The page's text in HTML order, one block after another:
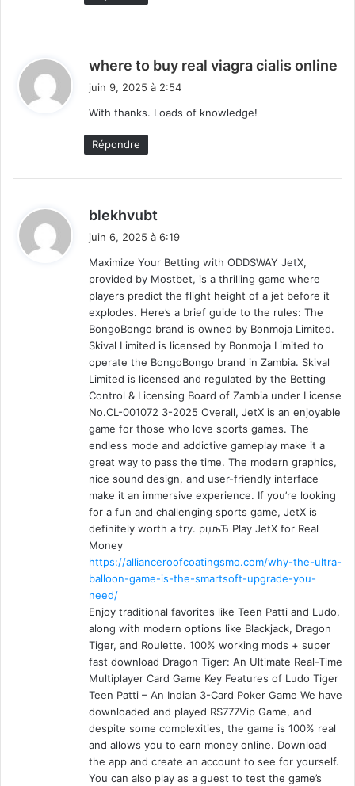
where to buy real viagra cialis online
juin 9, 2025 à 2:54
With thanks. Loads of knowledge!
Répondre
blekhvubt
:
juin 6, 2025 à 6:19
Maximize Your Betting with ODDSWAY JetX,
provided by Mostbet, is a thrilling game where
players predict the flight height of a jet before it
explodes. Here’s a brief guide to the rules: The
BongoBongo brand is owned by Bonmoja Limited.
Skival Limited is licensed by Bonmoja Limited to
operate the BongoBongo brand in Zambia. Skival
Limited is licensed and regulated by the Betting
Control & Licensing Board of Zambia under License
No.CL-001072 3-2025 Overall, JetX is an enjoyable
game for those who love sports games. The
endless mode and addictive gameplay make it a
great way to pass the time. The modern graphics,
nice sound design, and user-friendly interface
make it an immersive experience. If you’re looking
for a fun and challenging sports game, JetX is
definitely worth a try. рџљЂ Play JetX for Real
Money
https://allianceroofcoatingsmo.com/why-the-ultra-
balloon-game-is-the-smartsoft-upgrade-you-
need/
Enjoy traditional favorites like Teen Patti and Ludo,
along with modern options like Blackjack, Dragon
Tiger, and Roulette. 100% working mods + super
fast download Dragon Tiger: An Ultimate Real-Time
Multiplayer Card Game Key Features of Ludo Tiger
Teen Patti – An Indian 3-Card Poker Game We have
downloaded and played RS777Vip Game, and
despite some complexities, the game is 100% real
and allows you to earn money online. Download
the app and create an account to see for yourself.
You can also play as a guest to test the game’s